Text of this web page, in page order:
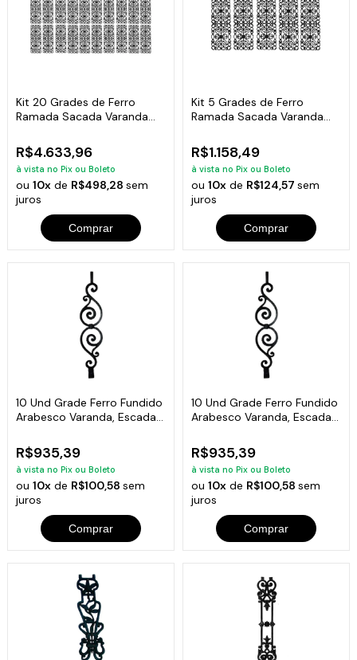
Kit 20 Grades de Ferro
Ramada Sacada Varanda
R$4.633,96
à vista no Pix ou Boleto
ou10x de R$498,28sem
juros
Comprar
Kit 5 Grades de Ferro
Ramada Sacada Varanda
R$1.158,49
à vista no Pix ou Boleto
ou 10xde R$124,57 sem
juros
Comprar
10 Und Grade Ferro Fundido
Arabesco Varanda, Escada
R$935,39
à vista no Pix ou Boleto
ou10x de R$100,58sem
juros
Comprar
10 Und Grade Ferro Fundido
Arabesco Varanda, Escada
R$935,39
à vista no Pix ou Boleto
ou 10xde R$100,58 sem
juros
Comprar